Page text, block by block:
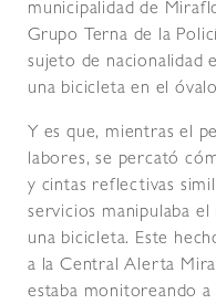
municipalidad de
Grupo Terna de la
sujeto de nacionalidad
una bicicleta en el
Y es que, mientras el
labores, se percató
y cintas reflectivas
servicios manipulaba
una bicicleta. Este
a la Central Alerta
estaba monitoreando a